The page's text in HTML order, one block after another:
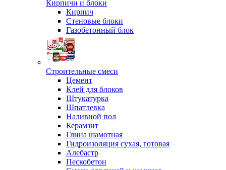
Кирпичи и блоки
Кирпич
Стеновые блоки
Газобетонный блок
Строительные смеси
Цемент
Клей для блоков
Штукатурка
Шпатлевка
Наливной пол
Керамзит
Глина шамотная
Гидроизоляция сухая, готовая
Алебастр
Пескобетон